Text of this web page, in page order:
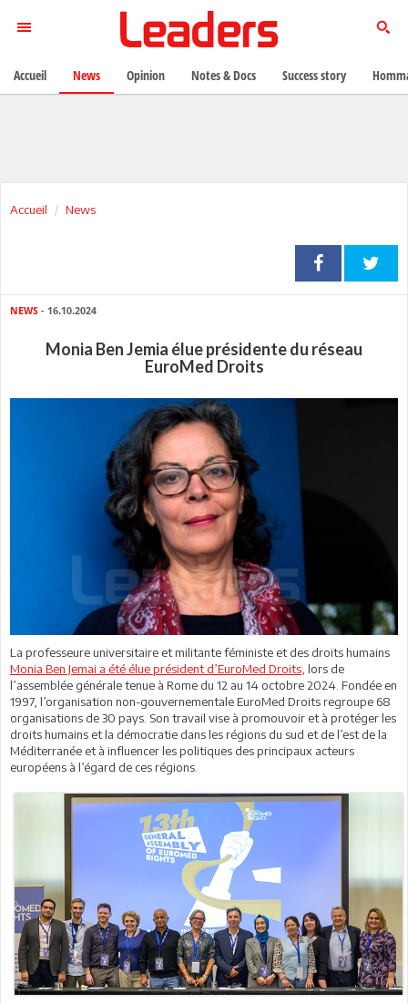
Accueil News
NEWS - 16.10.2024
Monia Ben Jemia élue présidente du réseau
EuroMed Droits
La professeure universitaire et militante féministe et des droits humains
Monia Ben Jemai a été élue président d’EuroMed Droits , lors de
l’assemblée générale tenue à Rome du 12 au 14 octobre 2024. Fondée en
1997, l’organisation non-gouvernementale EuroMed Droits regroupe 68
organisations de 30 pays. Son travail vise à promouvoir et à protéger les
droits humains et la démocratie dans les régions du sud et de l’est de la
Méditerranée et à influencer les politiques des principaux acteurs
européens à l’égard de ces régions.
Accueil News Opinion Notes & Docs Success story